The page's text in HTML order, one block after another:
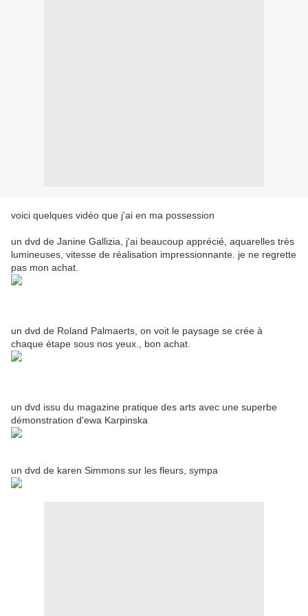
voici quelques vidéo que j'ai en ma possession
un dvd de Janine Gallizia, j'ai beaucoup apprécié, aquarelles très
lumineuses, vitesse de réalisation impressionnante. je ne regrette
pas mon achat.
un dvd de Roland Palmaerts, on voit le paysage se crée à
chaque étape sous nos yeux., bon achat.
un dvd issu du magazine pratique des arts avec une superbe
démonstration d'ewa Karpinska
un dvd de karen Simmons sur les fleurs, sympa